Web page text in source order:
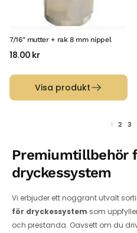
7/16″ mutter + rak 8 mm nippel
18.00 kr
Visa produkt
1 2 3
Premiumtillbehör
dryckessystem
Vi erbjuder ett noggrant utvalt
för dryckessystem som
och prestanda. Oavsett om du